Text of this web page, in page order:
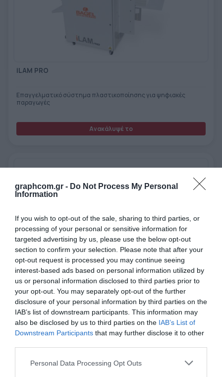
graphcom.gr - Do Not Process My Personal
Information
If you wish to opt-out of the sale, sharing to third parties, or
processing of your personal or sensitive information for
targeted advertising by us, please use the below opt-out
section to confirm your selection. Please note that after your
opt-out request is processed you may continue seeing
interest-based ads based on personal information utilized by
us or personal information disclosed to third parties prior to
your opt-out. You may separately opt-out of the further
disclosure of your personal information by third parties on the
IAB’s list of downstream participants. This information may
also be disclosed by us to third parties on the IAB’s List of
Downstream Participants that may further disclose it to other
Personal Data Processing Opt Outs
iLAM PRO
Επαγγελματικό σύστημα πλαστικοποίησης για ψηφιακές
παραγωγές
Ανακάλυψέ το
Valiani Invicta Series
Ευέλικτα επίπεδα κοπτικά για πλήθος εφαρμογών
Ανακάλυψέ το